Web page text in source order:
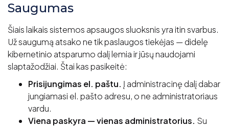
Saugumas
Šiais laikais sistemos apsaugos sluoksnis yra itin svarbus.
Už saugumą atsako ne tik paslaugos tiekėjas — didelę
kibernetinio atsparumo dalį lemia ir jūsų naudojami
slaptažodžiai. Štai kas pasikeitė:
Prisijungimas el. paštu. Į administracinę dalį dabar
jungiamasi el. pašto adresu, o ne administratoriaus
vardu.
Viena paskyra — vienas administratorius. Su